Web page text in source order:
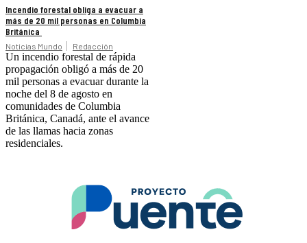
Incendio forestal obliga a evacuar a
más de 20 mil personas en Columbia
Británica
Noticias Mundo Redacción
Un incendio forestal de rápida
propagación obligó a más de 20
mil personas a evacuar durante la
noche del 8 de agosto en
comunidades de Columbia
Británica, Canadá, ante el avance
de las llamas hacia zonas
residenciales.